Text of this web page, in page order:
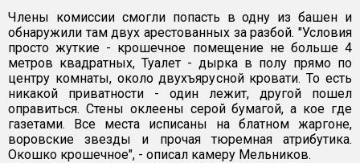
Члены комиссии смогли попасть в одну из башен и
обнаружили там двух арестованных за разбой. "Условия
просто жуткие - крошечное помещение не больше 4
метров квадратных, Туалет - дырка в полу прямо по
центру комнаты, около двухъярусной кровати. То есть
никакой приватности - один лежит, другой пошел
оправиться. Стены оклеены серой бумагой, а кое где
газетами. Все места исписаны на блатном жаргоне,
воровские звезды и прочая тюремная атрибутика.
Окошко крошечное", - описал камеру Мельников.